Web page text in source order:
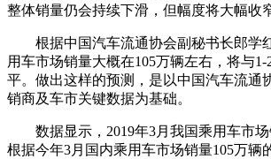
整体销量仍会持续下滑，但幅度将大幅收
根据中国汽车流通协会副秘书长郎学
用车市场销量大概在105万辆左右，将与
平。做出这样的预测，是以中国汽车流通
销商及车市关键数据为基础。
数据显示，2019年3月我国乘用车市场
根据今年3月国内乘用车市场销量105万辆